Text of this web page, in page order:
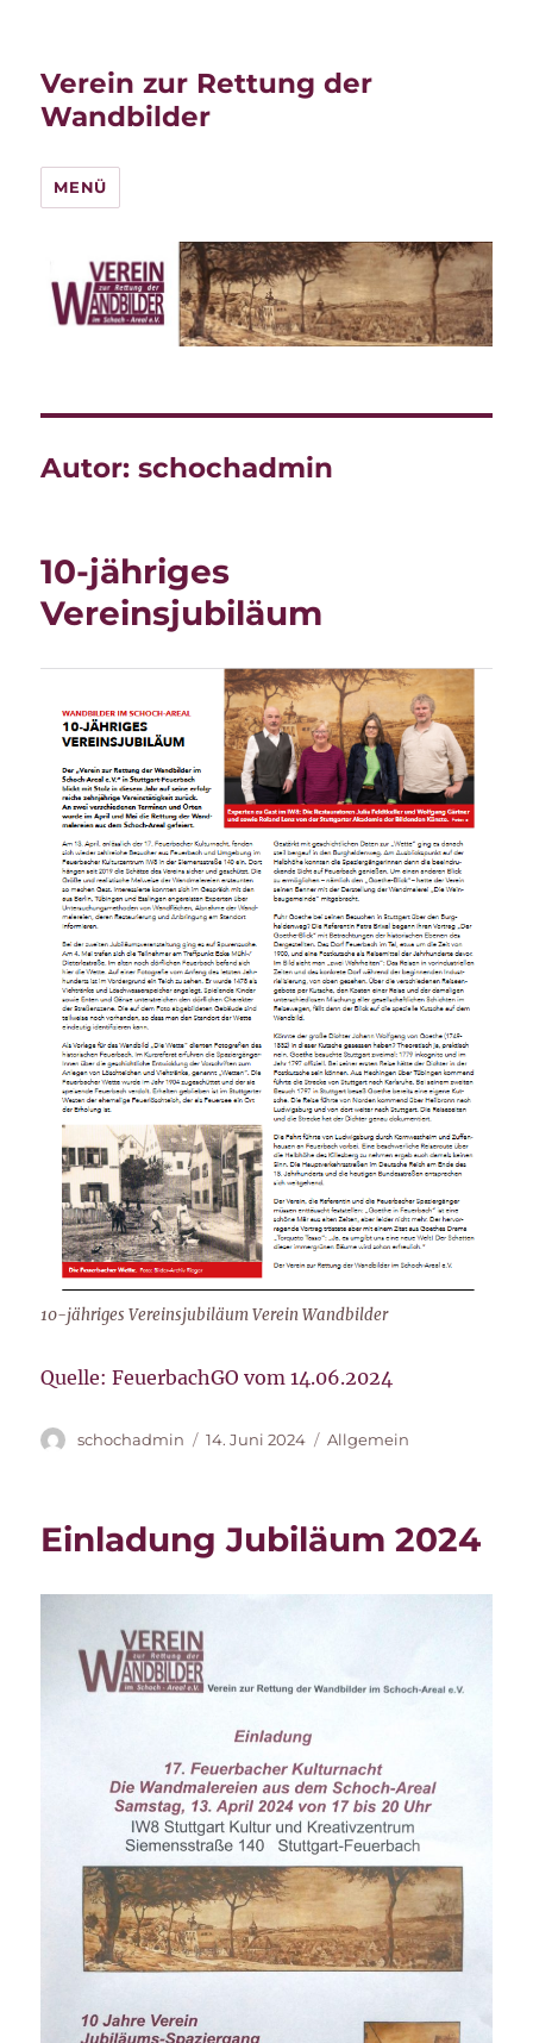
Verein zur Rettung der
Wandbilder
MENÜ
Autor:schochadmin
10-jähriges
Vereinsjubiläum
10-jähriges Vereinsjubiläum Verein Wandbilder
Quelle: FeuerbachGO vom 14.06.2024
Autor
schochadmin
Veröffentlicht
14. Juni 2024 Kategorien
Allgemein
Einladung Jubiläum 2024